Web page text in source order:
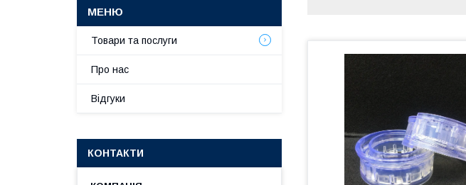
Товари та послуги
Про нас
Відгуки
КОНТАКТИ